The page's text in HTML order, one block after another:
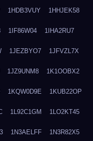
1HDB3VUY 1HHJEK58
1IF86W04 1IHA2RU7
1JEZBYO7 1JFVZL7X
1JZ9UNM8 1K1OOBX2
1KQW0D9E 1KUB22OP
1L92C1GM 1LO2KT45
1N3AELFF 1N3R82X5